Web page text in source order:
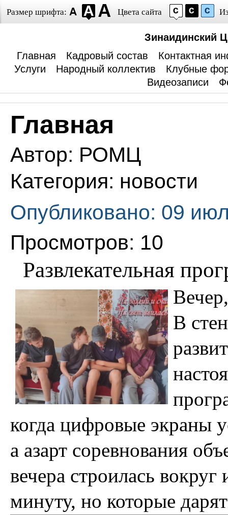
Размер шрифта: Цвета сайта
Зинаидинский
Главная
Кадровый состав
Контактная
Услуги
Народный коллектив
Клубные
Видеозаписи
Главная
Автор: РОМЦ
Категория: новости
Опубликовано: 09
Просмотров: 10
Развлекательная
В
когда цифровые экраны
а азарт соревнования
вечера строилась вокруг
минуту, но которые